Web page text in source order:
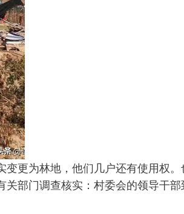
更为林地，他们几户还有使用权
部门调查核实：村委会的领导干部